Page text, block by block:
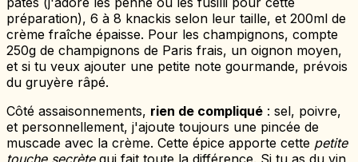
préparation), 6 à 8 knackis selon leur taille, et 200ml de
crème fraîche épaisse. Pour les champignons, compte
250g de champignons de Paris frais, un oignon moyen,
et si tu veux ajouter une petite note gourmande, prévois
du gruyère râpé.
Côté assaisonnements, rien de compliqué : sel, poivre,
et personnellement, j'ajoute toujours une pincée de
muscade avec la crème. Cette épice apporte cette petite
touche secrètequi fait toute la différence. Si tu as du vin